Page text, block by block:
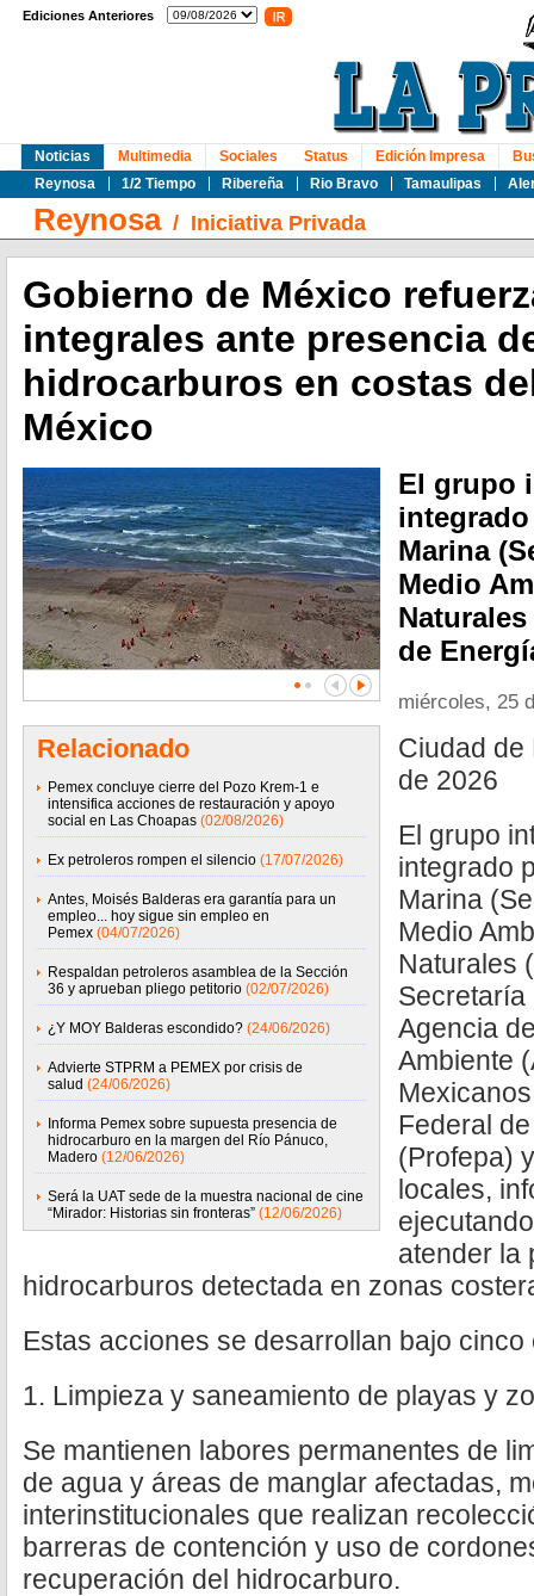
Ediciones Anteriores
Noticias
Reynosa
1/2 Tiempo Ribereña Rio Bravo Tamaulipas
Multimedia Sociales Status Edición Impresa
Reynosa/ Iniciativa Privada
Gobierno de México
integrales ante presencia
hidrocarburos en costas
México
Relacionado
Pemex concluye cierre del Pozo Krem-1 e
intensifica acciones de restauración y apoyo
social en Las Choapas (02/08/2026)
Ex petroleros rompen el silencio (17/07/2026)
Antes, Moisés Balderas era garantía para un
empleo... hoy sigue sin empleo en
Pemex (04/07/2026)
Respaldan petroleros asamblea de la Sección
36 y aprueban pliego petitorio (02/07/2026)
¿Y MOY Balderas escondido? (24/06/2026)
Advierte STPRM a PEMEX por crisis de
salud (24/06/2026)
Informa Pemex sobre supuesta presencia de
hidrocarburo en la margen del Río Pánuco,
Madero (12/06/2026)
Será la UAT sede de la muestra nacional de cine
“Mirador: Historias sin fronteras” (12/06/2026)
El grupo
Marina
Medio
de
miércoles, 25
Ciudad de
de 2026
El grupo
integrado
Marina
Medio
Naturales
Secretaría
Agencia
Ambiente
Federal
(Profepa)
locales,
atender la
hidrocarburos detectada en zonas
Estas acciones se desarrollan bajo
1. Limpieza y saneamiento de playas y
Se mantienen labores permanentes de
de agua y áreas de manglar afectadas,
interinstitucionales que realizan
barreras de contención y uso de
recuperación del hidrocarburo.